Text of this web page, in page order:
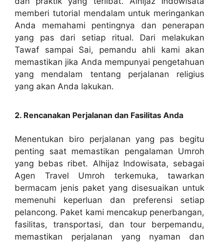
memberi tutorial mendalam untuk meringankan
Anda memahami pentingnya dan penerapan
yang pas dari setiap ritual. Dari melakukan
Tawaf sampai Sai, pemandu ahli kami akan
memastikan jika Anda mempunyai pengetahuan
yang mendalam tentang perjalanan religius
yang akan Anda lakukan.
2. Rencanakan Perjalanan dan Fasilitas Anda
Menentukan biro perjalanan yang pas begitu
penting saat memastikan pengalaman Umroh
yang bebas ribet. Alhijaz Indowisata, sebagai
Agen Travel Umroh terkemuka, tawarkan
bermacam jenis paket yang disesuaikan untuk
memenuhi keperluan dan preferensi setiap
pelancong. Paket kami mencakup penerbangan,
fasilitas, transportasi, dan tour berpemandu,
memastikan perjalanan yang nyaman dan